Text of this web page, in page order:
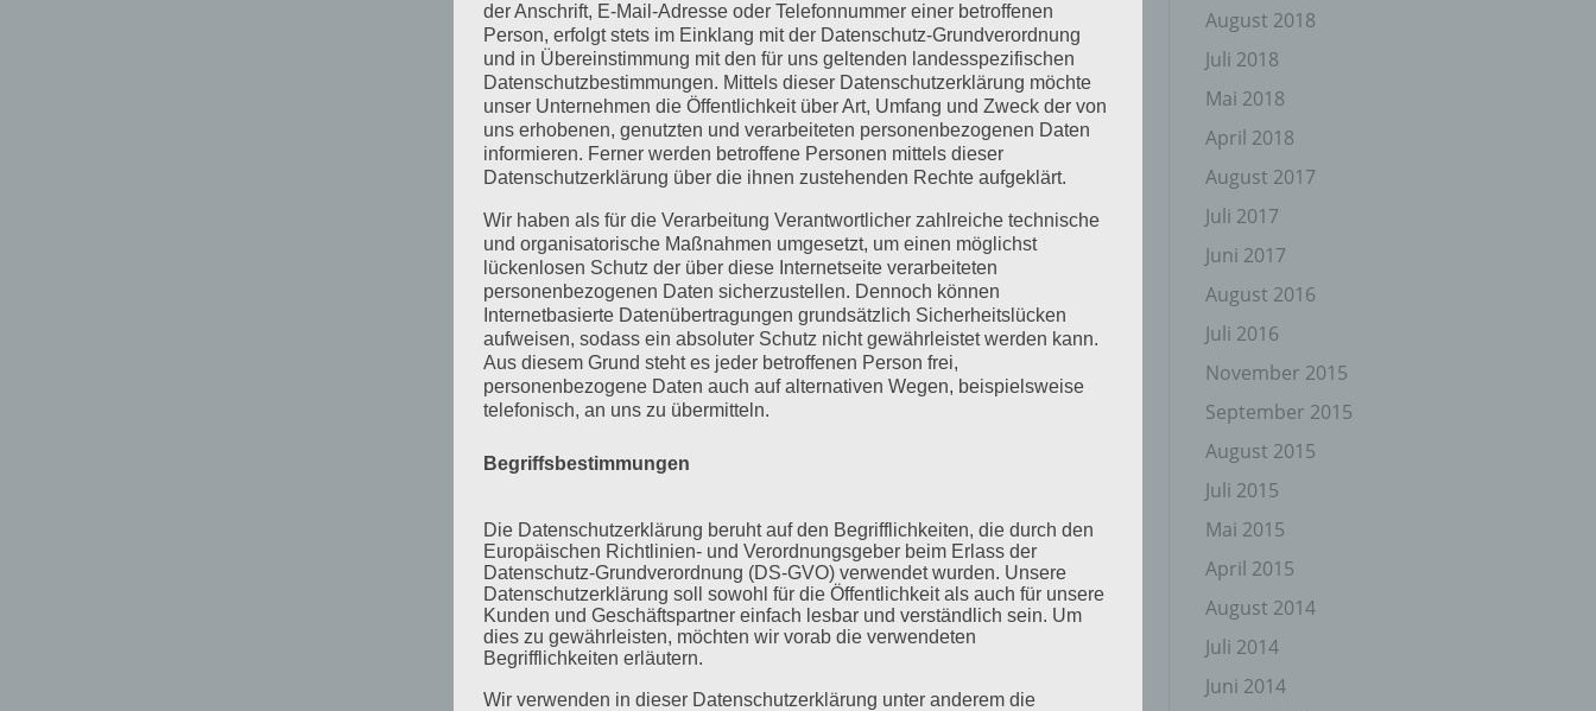
August 2018
Juli 2018
Mai 2018
April 2018
August 2017
Juli 2017
Juni 2017
August 2016
Juli 2016
November 2015
September 2015
August 2015
Juli 2015
Mai 2015
April 2015
August 2014
Juli 2014
Juni 2014
der Anschrift, E-Mail-Adresse oder Telefonnummer einer betroffenen
Person, erfolgt stets im Einklang mit der Datenschutz-Grundverordnung
und in Übereinstimmung mit den für uns geltenden landesspezifischen
Datenschutzbestimmungen. Mittels dieser Datenschutzerklärung möchte
unser Unternehmen die Öffentlichkeit über Art, Umfang und Zweck der von
uns erhobenen, genutzten und verarbeiteten personenbezogenen Daten
informieren. Ferner werden betroffene Personen mittels dieser
Datenschutzerklärung über die ihnen zustehenden Rechte aufgeklärt.
Wir haben als für die Verarbeitung Verantwortlicher zahlreiche technische
und organisatorische Maßnahmen umgesetzt, um einen möglichst
lückenlosen Schutz der über diese Internetseite verarbeiteten
personenbezogenen Daten sicherzustellen. Dennoch können
Internetbasierte Datenübertragungen grundsätzlich Sicherheitslücken
aufweisen, sodass ein absoluter Schutz nicht gewährleistet werden kann.
Aus diesem Grund steht es jeder betroffenen Person frei,
personenbezogene Daten auch auf alternativen Wegen, beispielsweise
telefonisch, an uns zu übermitteln.
Begriffsbestimmungen
Die Datenschutzerklärung beruht auf den Begrifflichkeiten, die durch den
Europäischen Richtlinien- und Verordnungsgeber beim Erlass der
Datenschutz-Grundverordnung (DS-GVO) verwendet wurden. Unsere
Datenschutzerklärung soll sowohl für die Öffentlichkeit als auch für unsere
Kunden und Geschäftspartner einfach lesbar und verständlich sein. Um
dies zu gewährleisten, möchten wir vorab die verwendeten
Begrifflichkeiten erläutern.
Wir verwenden in dieser Datenschutzerklärung unter anderem die